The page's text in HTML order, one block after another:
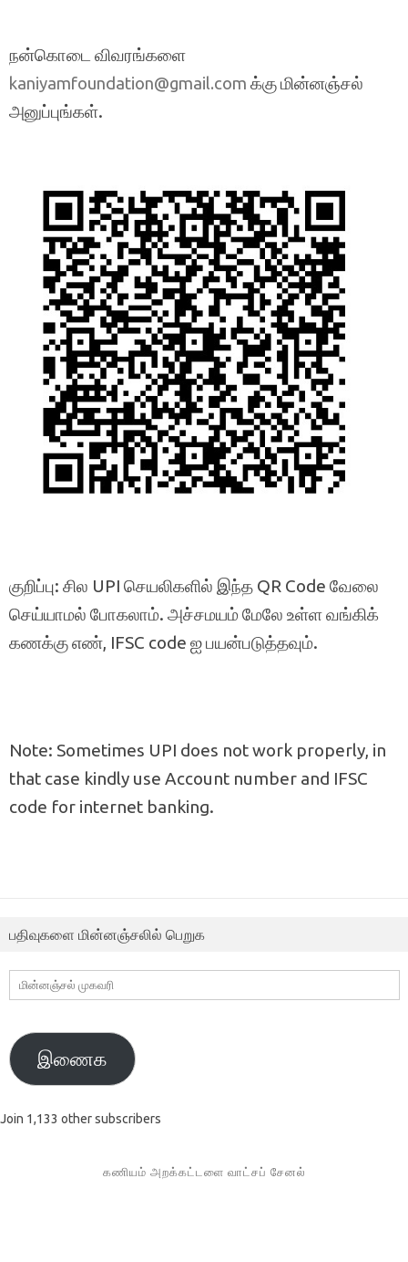
நன்கொடை விவரங்களை
kaniyamfoundation@gmail.com க்கு மின்னஞ்சல்
அனுப்புங்கள்.
குறிப்பு: சில UPI செயலிகளில் இந்த QR Code வேலை
செய்யாமல் போகலாம். அச்சமயம் மேலே உள்ள வங்கிக்
கணக்கு எண், IFSC code ஐ பயன்படுத்தவும்.
Note: Sometimes UPI does not work properly, in
that case kindly use Account number and IFSC
code for internet banking.
பதிவுகளை மின்னஞ்சலில் பெறுக
மின்னஞ்சல்
முகவரி
இணைக
Join 1,133 other subscribers
கணியம் அறக்கட்டளை வாட்சப் சேனல்